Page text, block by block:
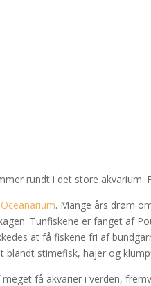
rundt i det store akvarium.
. Mange års drøm
Tunfiskene er fanget af
at få fiskene fri af
blandt stimefisk, hajer og
få akvarier i verden,